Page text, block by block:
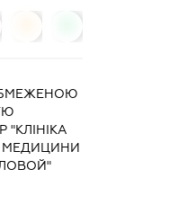
МЕДИЦИНИ